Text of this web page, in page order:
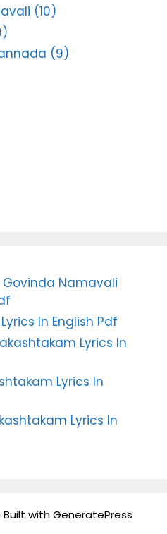
(10)
(9)
Namavali
In English Pdf
Lyrics In
Lyrics In
Lyrics In
Built withGeneratePress